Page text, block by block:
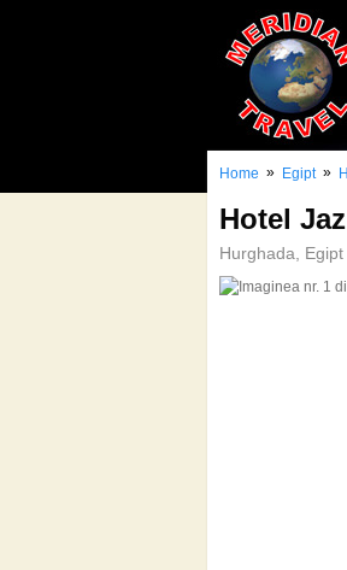
Home » Egipt »
Hotel
Hurghada, Egipt